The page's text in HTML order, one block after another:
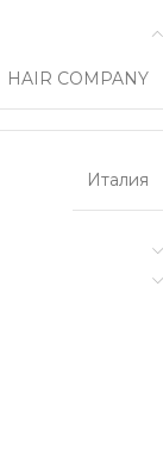
HAIR COMPANY
Италия